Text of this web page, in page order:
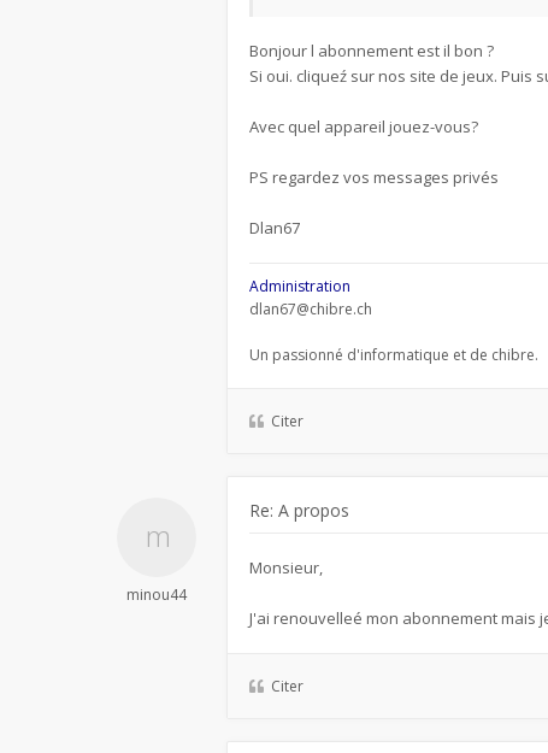
Bonjour l abonnement est il bon ?
Si oui. cliqueź sur nos site de jeux. Puis
Avec quel appareil jouez-vous?
PS regardez vos messages privés
Dlan67
Administration
dlan67@chibre.ch
Un passionné d'informatique et de chibre.
Citer
minou44
Re: A propos
Monsieur,
J'ai renouvelleé mon abonnement mais
Citer